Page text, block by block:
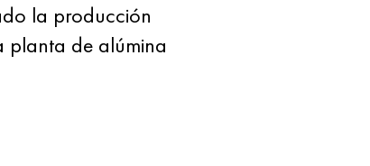
la producción
planta de alúmina